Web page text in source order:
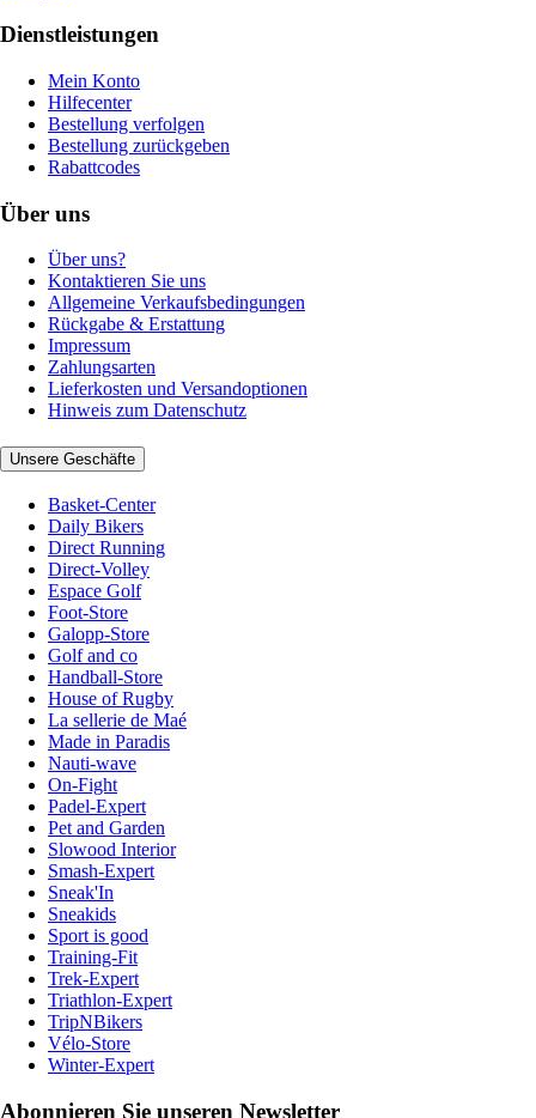
Dienstleistungen
Mein Konto
Hilfecenter
Bestellung verfolgen
Bestellung zurückgeben
Rabattcodes
Über uns
Über uns?
Kontaktieren Sie uns
Allgemeine Verkaufsbedingungen
Rückgabe & Erstattung
Impressum
Zahlungsarten
Lieferkosten und Versandoptionen
Hinweis zum Datenschutz
Unsere Geschäfte
Basket-Center
Daily Bikers
Direct Running
Direct-Volley
Espace Golf
Foot-Store
Galopp-Store
Golf and co
Handball-Store
House of Rugby
La sellerie de Maé
Made in Paradis
Nauti-wave
On-Fight
Padel-Expert
Pet and Garden
Slowood Interior
Smash-Expert
Sneak'In
Sneakids
Sport is good
Training-Fit
Trek-Expert
Triathlon-Expert
TripNBikers
Vélo-Store
Winter-Expert
Abonnieren Sie unseren Newsletter